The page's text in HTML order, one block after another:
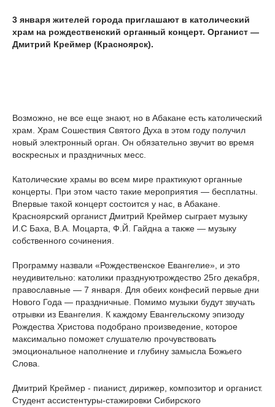
3 января жителей города приглашают в католический
храм на рождественский органный концерт. Органист —
Дмитрий Креймер (Красноярск).
Возможно, не все еще знают, но в Абакане есть католический
храм. Храм Сошествия Святого Духа в этом году получил
новый электронный орган. Он обязательно звучит во время
воскресных и праздничных месс.
Католические храмы во всем мире практикуют органные
концерты. При этом часто такие мероприятия — бесплатны.
Впервые такой концерт состоится у нас, в Абакане.
Красноярский органист Дмитрий Креймер сыграет музыку
И.С Баха, В.А. Моцарта, Ф.Й. Гайдна а также — музыку
собственного сочинения.
Программу назвали «Рождественское Евангелие», и это
неудивительно: католики празднуютрождество 25го декабря,
православные — 7 января. Для обеих конфесий первые дни
Нового Года — праздничные. Помимо музыки будут звучать
отрывки из Евангелия. К каждому Евангельскому эпизоду
Рождества Христова подобрано произведение, которое
максимально поможет слушателю прочувствовать
эмоциональное наполнение и глубину замысла Божьего
Слова.
Дмитрий Креймер - пианист, дирижер, композитор и органист.
Студент ассистентуры-стажировки Сибирского